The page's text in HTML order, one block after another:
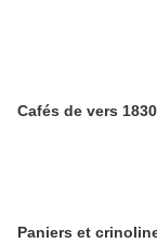
Cafés de vers 1830
Paniers et